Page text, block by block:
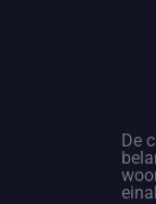
De